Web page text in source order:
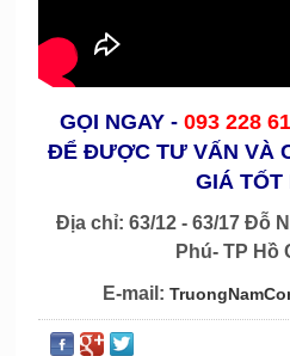
GỌI NGAY - 093 228
ĐỂ ĐƯỢC TƯ VẤN VÀ
GIÁ TỐT
Địa chỉ: 63/12 - 63/17 Đỗ
Phú- TP Hồ
E-mail: